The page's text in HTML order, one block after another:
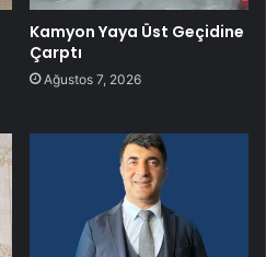
Kamyon Yaya Üst Geçidine
Çarptı
Ağustos 7, 2026